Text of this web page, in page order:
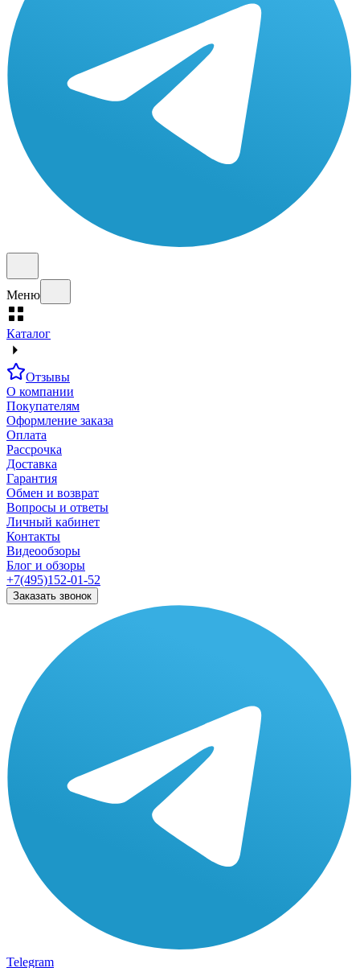
Меню
Каталог
Отзывы
О компании
Покупателям
Оформление заказа
Оплата
Рассрочка
Доставка
Гарантия
Обмен и возврат
Вопросы и ответы
Личный кабинет
Контакты
Видеообзоры
Блог и обзоры
+7(495)152-01-52
Заказать звонок
Telegram